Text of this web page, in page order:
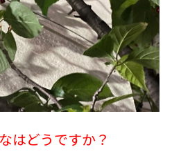
はどうですか？